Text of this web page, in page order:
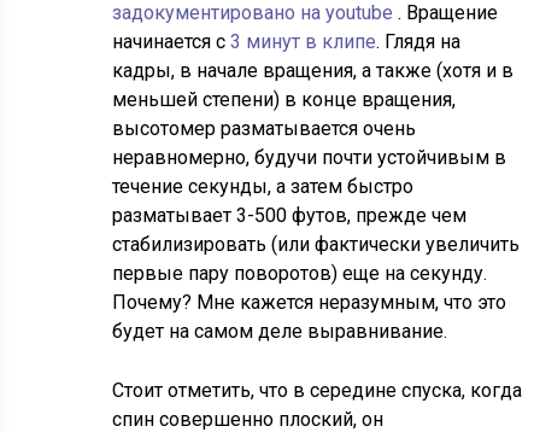
задокументировано на youtube. Вращение
начинается с3 минут в клипе. Глядя на
кадры, в начале вращения, а также (хотя и в
меньшей степени) в конце вращения,
высотомер разматывается очень
неравномерно, будучи почти устойчивым в
течение секунды, а затем быстро
разматывает 3-500 футов, прежде чем
стабилизировать (или фактически увеличить
первые пару поворотов) еще на секунду.
Почему? Мне кажется неразумным, что это
будет на самом деле выравнивание.
Стоит отметить, что в середине спуска, когда
спин совершенно плоский, он